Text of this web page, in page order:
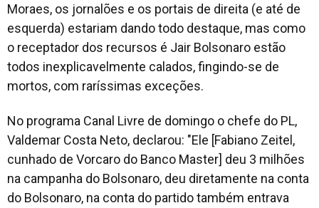
Moraes, os jornalões e os portais de direita (e até de
esquerda) estariam dando todo destaque, mas como
o receptador dos recursos é Jair Bolsonaro estão
todos inexplicavelmente calados, fingindo-se de
mortos, com raríssimas exceções.
No programa Canal Livre de domingo o chefe do PL,
Valdemar Costa Neto, declarou: "Ele [Fabiano Zeitel,
cunhado de Vorcaro do Banco Master] deu 3 milhões
na campanha do Bolsonaro, deu diretamente na conta
do Bolsonaro, na conta do partido também entrava